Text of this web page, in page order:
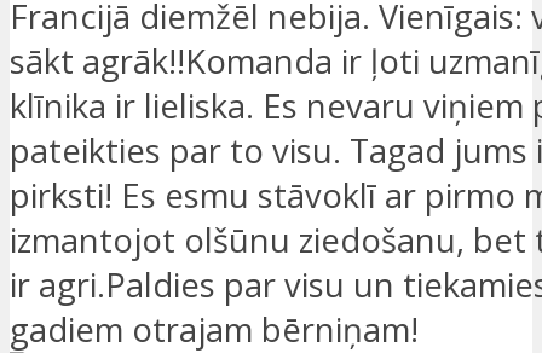
Francijā diemžēl nebija. Vienīgais:
sākt agrāk!!Komanda ir ļoti
klīnika ir lieliska. Es nevaru viņiem
pateikties par to visu. Tagad jums
pirksti! Es esmu stāvoklī ar pirmo
izmantojot olšūnu ziedošanu, bet
ir agri.Paldies par visu un
gadiem otrajam bērniņam!